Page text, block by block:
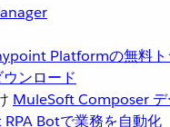
Platformの無料ト
ンロード
MuleSoft Composer
Botで業務を自動化